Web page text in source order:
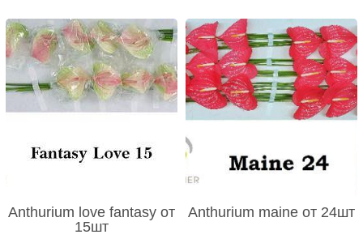
Anthurium love fantasy от
15шт
Anthurium maine от 24шт